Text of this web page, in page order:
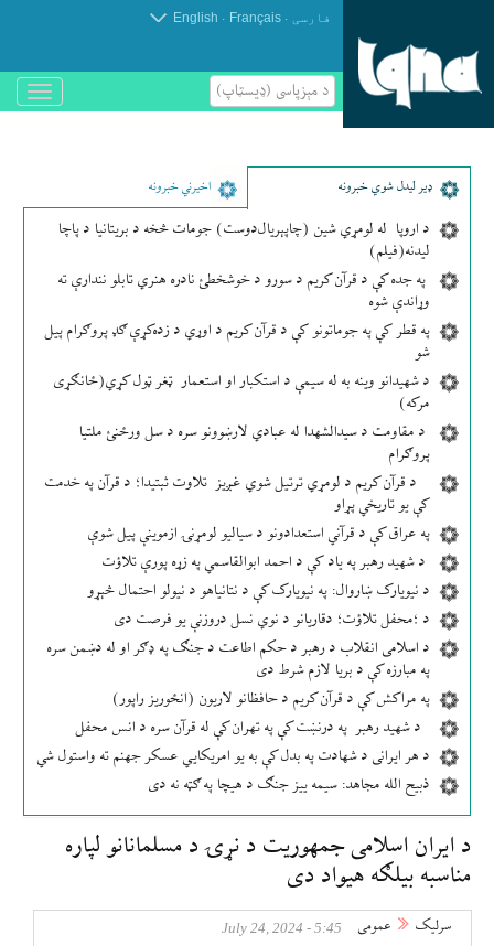
فارسی .
Français
.
English
د مېزپاسى (ډیسټاپ)
باز
و
ډير لیدل شوي خبرونه اخیرني خبرونه
د اروپا له لومړي شین (چاپېریال‌دوست) جومات څخه د بریتانیا د پاچا
لیدنه(فیلم)
په جده کې د قرآن کریم د سورو د خوشخطئ نادره هنري تابلو نندارې ته
وړاندې شوه
په قطر کې په جوماتونو کې د قرآن کریم د اوړي د زده‌کړې ګډ پروګرام پیل
شو
د شهیدانو وینه به له سیمې د استکبار او استعمار ټغر ټول کړي(ځانګړی
مرکه)
د مقاومت د سیدالشهدا له عبادي لارښوونو سره د سل ورځنئ ملتیا
پروګرام
د قرآن کریم د لومړي ترتیل شوي غږیز تلاوت ثبتیدا؛ د قرآن په خدمت
کې یو تاریخي پړاو
په عراق کې د قرآني استعدادونو د سیالیو لومړنۍ ازموینې پیل شوې
د شهید رهبر په یاد کې د احمد ابوالقاسمي په زړه پورې تلاؤت
د نیویارک ښاروال: په نیویارک کې د نتانیاهو د نیولو احتمال څېړو
د ؛محفل تلاؤت؛ دقاریانو د نوي نسل دروزنې یو فرصت دی
د اسلامی انقلاب د رهبر د حکم اطاعت د جنګ په ډګر او له دښمن سره
په مبارزه کې د بریا لازم شرط دی
په مراکش کې د قرآن کریم د حافظانو لاریون (انځوریز راپور)
د شهید رهبر په درنښت کې په تهران کې له قرآن سره د انس محفل
د هر ایرانی د شهادت په بدل کې به یو امریکایي عسکر جهنم ته واستول شي
ذبیح الله مجاهد: سیمه ییز جنګ د هیچا په ګټه نه دی
د ایران اسلامی جمهوریت د نړۍ د مسلمانانو لپاره
مناسبه بیلګه هیواد دی
سرلیک عمومی 5:45 - July 24, 2024